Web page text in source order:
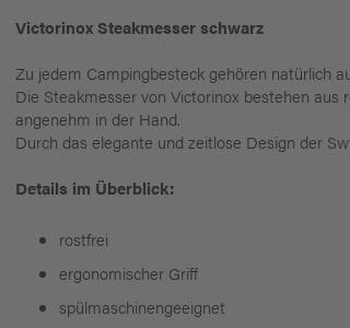
Victorinox Steakmesser schwarz
Zu jedem Campingbesteck gehören natürlich
Die Steakmesser von Victorinox bestehen
angenehm in der Hand.
Durch das elegante und zeitlose Design der
Details im Überblick:
rostfrei
ergonomischer Griff
spülmaschinengeeignet